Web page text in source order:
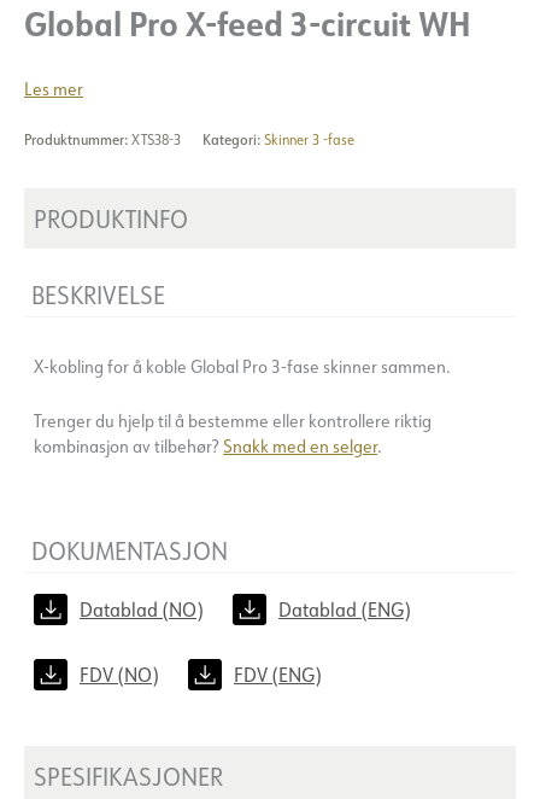
Global Pro X-feed 3-circuit WH
Les mer
Produktnummer: XTS38-3 Kategori: Skinner 3 -fase
PRODUKTINFO
BESKRIVELSE
X-kobling for å koble Global Pro 3-fase skinner sammen.
Trenger du hjelp til å bestemme eller kontrollere riktig
kombinasjon av tilbehør? Snakk med en selger.
DOKUMENTASJON
Datablad (NO) Datablad (ENG)
FDV (NO) FDV (ENG)
SPESIFIKASJONER